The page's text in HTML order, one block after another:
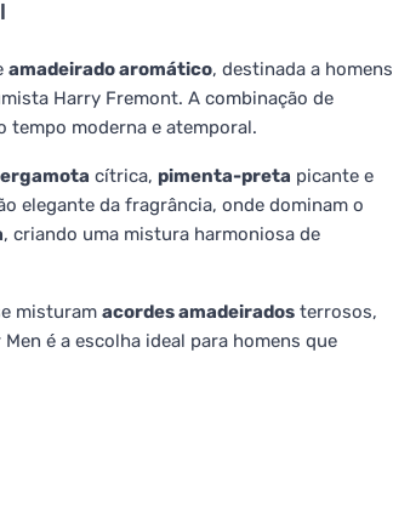
amadeirado aromático, destinada a homens
Harry Fremont. A combinação de
tempo moderna e atemporal.
cítrica, pimenta-preta picante e
elegante da fragrância, onde dominam o
, criando uma mistura harmoniosa de
misturam acordes amadeirados terrosos,
é a escolha ideal para homens que